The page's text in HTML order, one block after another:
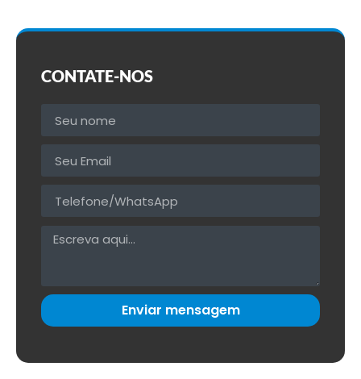
CONTATE-NOS
Enviar mensagem